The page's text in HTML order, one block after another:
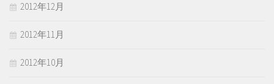
2012年12月
2012年11月
2012年10月